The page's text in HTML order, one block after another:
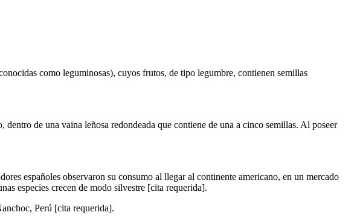
como leguminosas), cuyos frutos, de tipo legumbre, contienen semillas
de una vaina leñosa redondeada que contiene de una a cinco semillas. Al poseer
españoles observaron su consumo al llegar al continente americano, en un mercado
especies crecen de modo silvestre [cita requerida].
Perú [cita requerida].